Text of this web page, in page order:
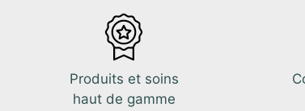
Produits et soins
haut de gamme